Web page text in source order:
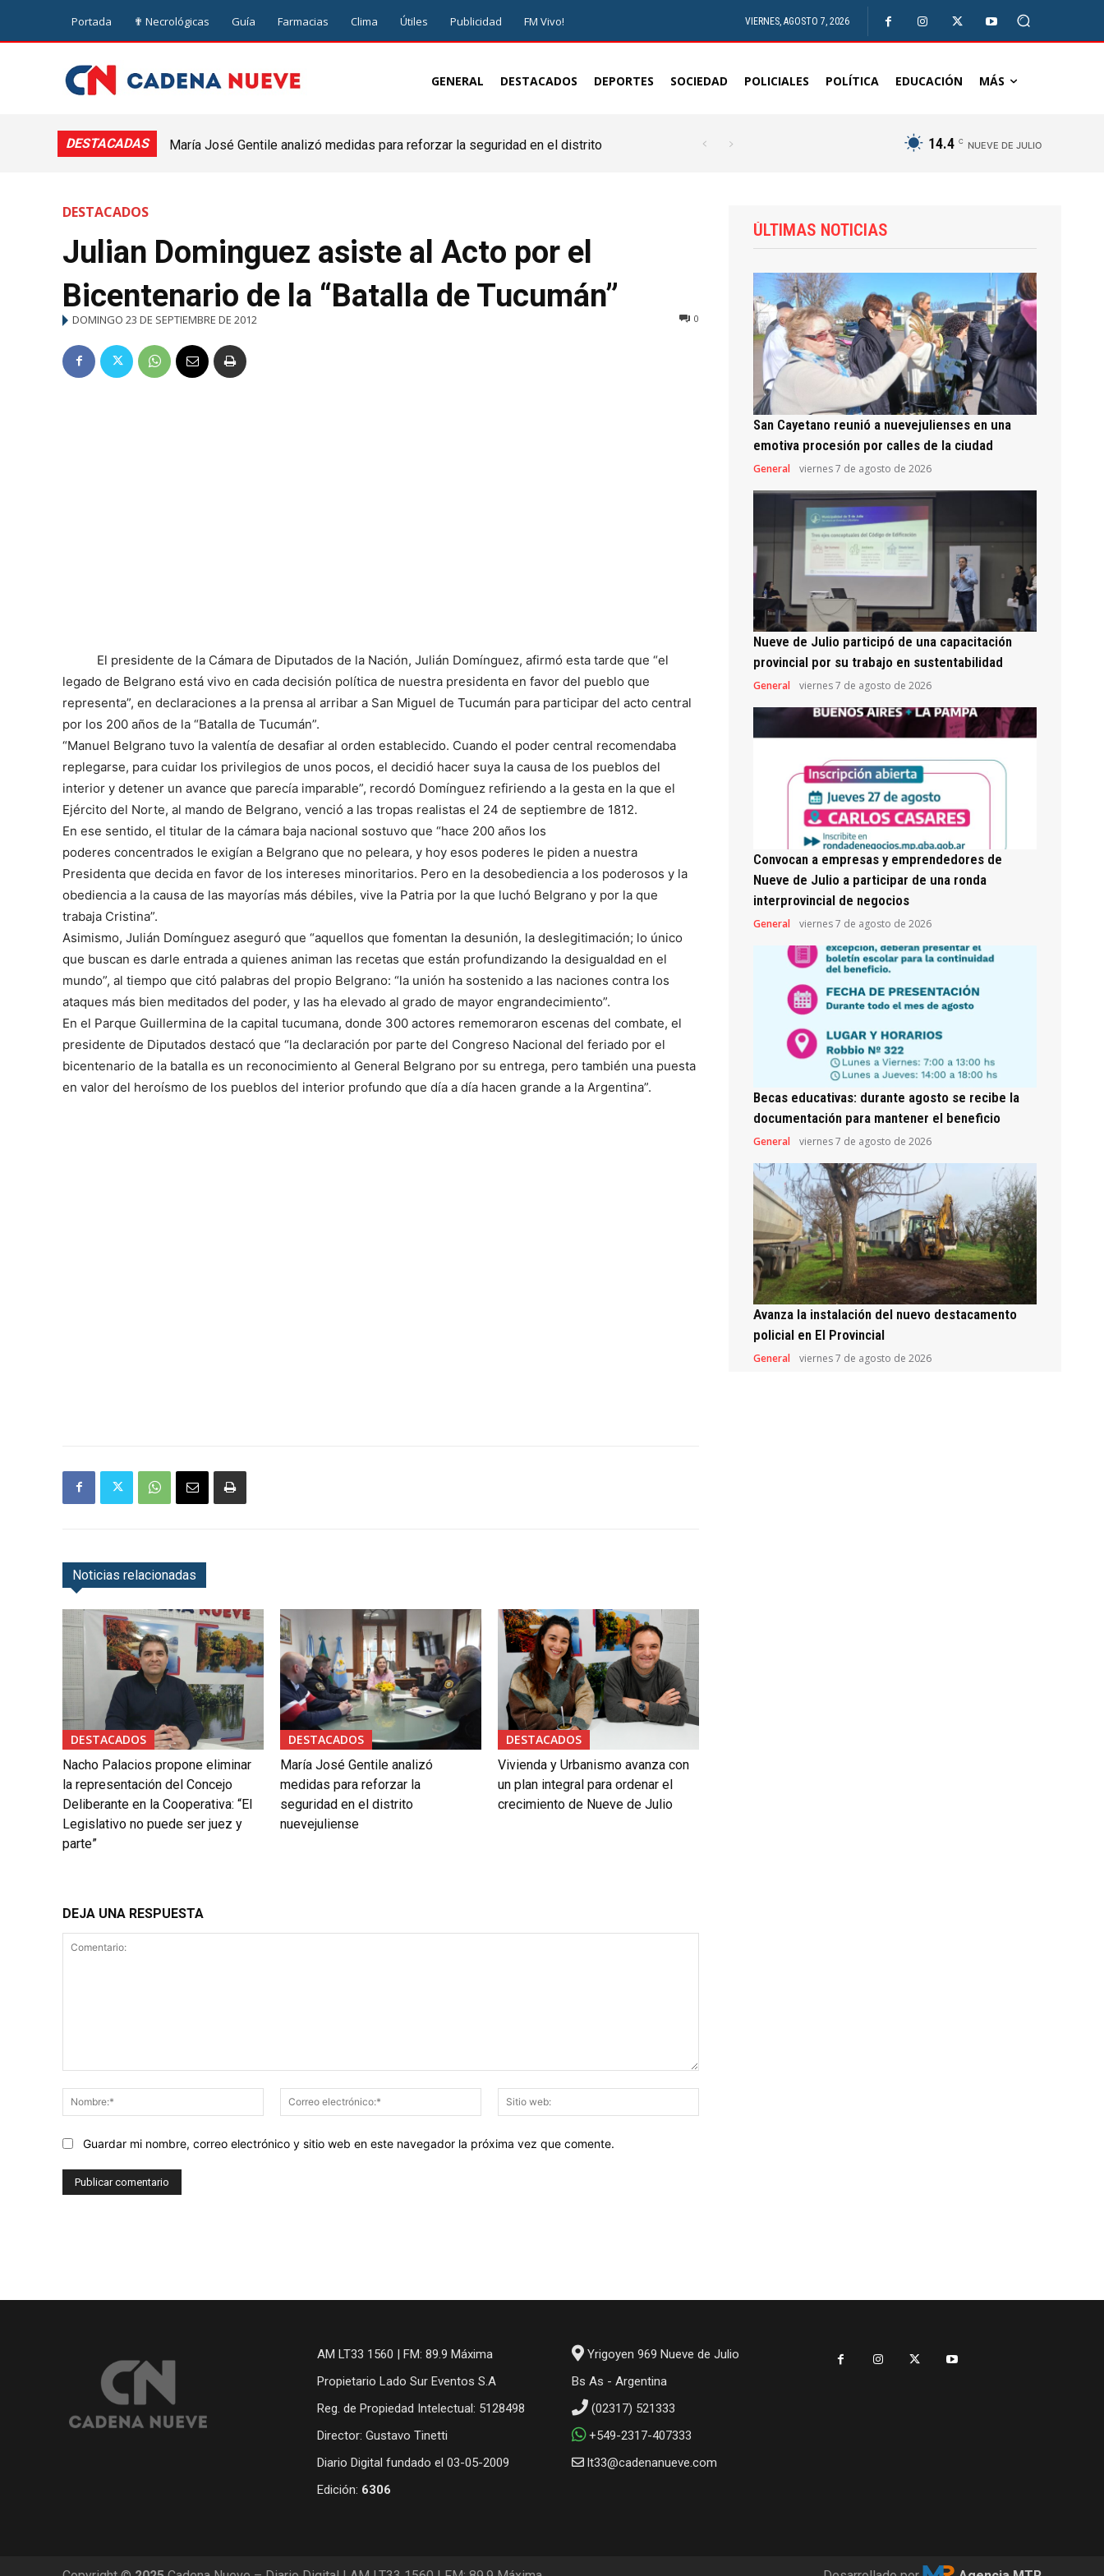
Portada ✟ Necrológicas Guía Farmacias Clima Útiles Publicidad FM Vivo! VIERNES, AGOSTO 7, 2026
GENERAL DESTACADOS DEPORTES SOCIEDAD POLICIALES POLÍTICA EDUCACIÓN MÁS
DESTACADAS
María José Gentile analizó medidas para reforzar la seguridad en el distrito
14.4 C NUEVE DE JULIO
DESTACADOS
Julian Dominguez asiste al Acto por el
Bicentenario de la “Batalla de Tucumán”
DOMINGO 23 DE SEPTIEMBRE DE 2012 0
El presidente de la Cámara de Diputados de la Nación, Julián Domínguez, afirmó esta tarde que “el
legado de Belgrano está vivo en cada decisión política de nuestra presidenta en favor del pueblo que
representa”, en declaraciones a la prensa al arribar a San Miguel de Tucumán para participar del acto central
por los 200 años de la “Batalla de Tucumán”.
“Manuel Belgrano tuvo la valentía de desafiar al orden establecido. Cuando el poder central recomendaba
replegarse, para cuidar los privilegios de unos pocos, el decidió hacer suya la causa de los pueblos del
interior y detener un avance que parecía imparable”, recordó Domínguez refiriendo a la gesta en la que el
Ejército del Norte, al mando de Belgrano, venció a las tropas realistas el 24 de septiembre de 1812.
En ese sentido, el titular de la cámara baja nacional sostuvo que “hace 200 años los
poderes concentrados le exigían a Belgrano que no peleara, y hoy esos poderes le piden a nuestra
Presidenta que decida en favor de los intereses minoritarios. Pero en la desobediencia a los poderosos y la
obediencia a la causa de las mayorías más débiles, vive la Patria por la que luchó Belgrano y por la que
trabaja Cristina”.
Asimismo, Julián Domínguez aseguró que “aquellos que fomentan la desunión, la deslegitimación; lo único
que buscan es darle entrada a quienes animan las recetas que están profundizando la desigualdad en el
mundo”, al tiempo que citó palabras del propio Belgrano: “la unión ha sostenido a las naciones contra los
ataques más bien meditados del poder, y las ha elevado al grado de mayor engrandecimiento”.
En el Parque Guillermina de la capital tucumana, donde 300 actores rememoraron escenas del combate, el
presidente de Diputados destacó que “la declaración por parte del Congreso Nacional del feriado por el
bicentenario de la batalla es un reconocimiento al General Belgrano por su entrega, pero también una puesta
en valor del heroísmo de los pueblos del interior profundo que día a día hacen grande a la Argentina”.
Noticias relacionadas
DESTACADOS
Nacho Palacios propone eliminar
la representación del Concejo
Deliberante en la Cooperativa: “El
Legislativo no puede ser juez y
parte”
DESTACADOS
María José Gentile analizó
medidas para reforzar la
seguridad en el distrito
nuevejuliense
DESTACADOS
Vivienda y Urbanismo avanza con
un plan integral para ordenar el
crecimiento de Nueve de Julio
DEJA UNA RESPUESTA
Nombre:*
Correo
electrónico:*
web:
Guardar mi nombre, correo electrónico y sitio web en este navegador la próxima vez que comente.
ÚLTIMAS NOTICIAS
San Cayetano reunió a nuevejulienses en una
emotiva procesión por calles de la ciudad
General viernes 7 de agosto de 2026
Nueve de Julio participó de una capacitación
provincial por su trabajo en sustentabilidad
General viernes 7 de agosto de 2026
Convocan a empresas y emprendedores de
Nueve de Julio a participar de una ronda
interprovincial de negocios
General viernes 7 de agosto de 2026
Becas educativas: durante agosto se recibe la
documentación para mantener el beneficio
General viernes 7 de agosto de 2026
Avanza la instalación del nuevo destacamento
policial en El Provincial
General viernes 7 de agosto de 2026
AM LT33 1560 | FM: 89.9 Máxima
Propietario Lado Sur Eventos S.A
Reg. de Propiedad Intelectual: 5128498
Director: Gustavo Tinetti
Diario Digital fundado el 03-05-2009
Edición: 6306
Yrigoyen 969 Nueve de Julio
Bs As - Argentina
(02317) 521333
+549-2317-407333
lt33@cadenanueve.com